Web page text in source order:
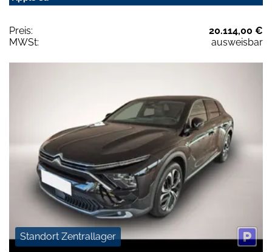
Preis:
20.114,00 €
MWSt:
ausweisbar
Standort Zentrallager